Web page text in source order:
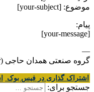
موضوع: [your-subject]
پیام:
[your-message]
—
گروه صنعتی همدان حاجی (https://www.hamedanhaji.ir)
اشتراک گذاری در فیس بوک
جستجو برای: